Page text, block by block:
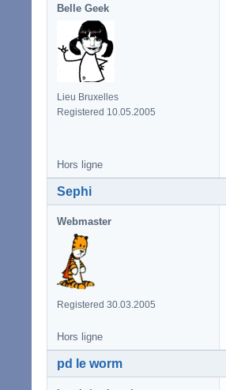
Belle Geek
Lieu Bruxelles
Registered 10.05.2005
Hors ligne
Sephi
Webmaster
Registered 30.03.2005
Hors ligne
pd le worm